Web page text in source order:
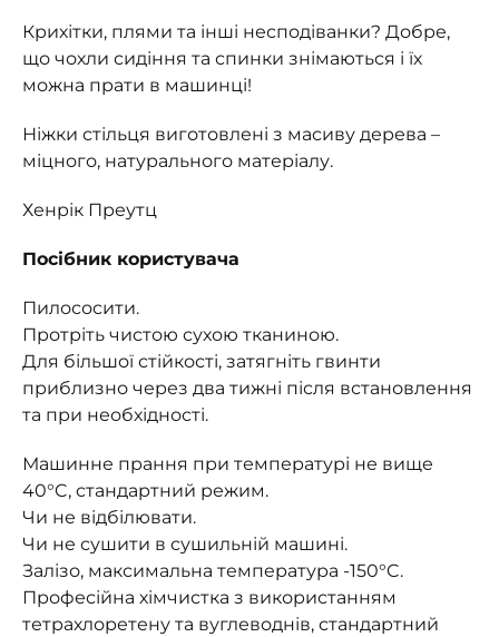
Крихітки, плями та інші несподіванки? Добре,
що чохли сидіння та спинки знімаються і їх
можна прати в машинці!
Ніжки стільця виготовлені з масиву дерева –
міцного, натурального матеріалу.
Хенрік Преутц
Посібник користувача
Пилососити.
Протріть чистою сухою тканиною.
Для більшої стійкості, затягніть гвинти
приблизно через два тижні після встановлення
та при необхідності.
Машинне прання при температурі не вище
40°C, стандартний режим.
Чи не відбілювати.
Чи не сушити в сушильній машині.
Залізо, максимальна температура -150°C.
Професійна хімчистка з використанням
тетрахлоретену та вуглеводнів, стандартний